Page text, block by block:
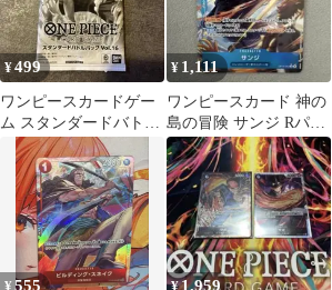
¥499
ワンピースカードゲー
ム スタンダードバトル
パックVol.16 未開封 大
会限定品
¥ 1,111
ワンピースカード 神の
島の冒険 サンジ Rパラ
レル OP15-047
¥555 ¥1,959